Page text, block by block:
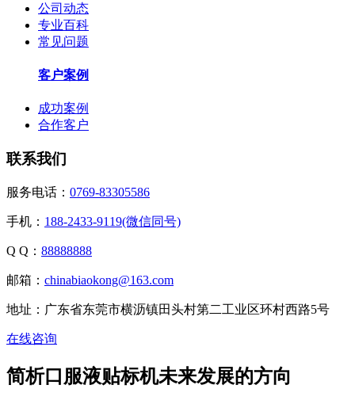
公司动态
专业百科
常见问题
客户案例
成功案例
合作客户
联系我们
服务电话： 0769-83305586
手机： 188-2433-9119(微信同号)
Q Q： 88888888
邮箱： chinabiaokong@163.com
地址：广东省东莞市横沥镇田头村第二工业区环村西路5号
在线咨询
简析口服液贴标机未来发展的方向